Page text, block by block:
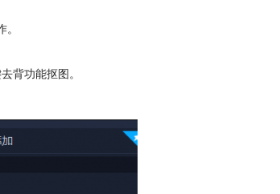
背功能抠图。